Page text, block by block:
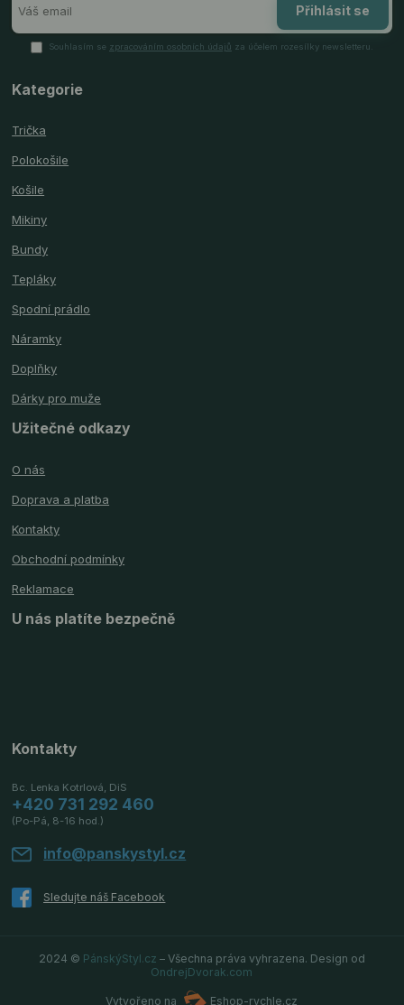
Přihlásit se
Souhlasím se zpracováním osobních údajů za účelem rozesílky newsletteru.
Kategorie
Trička
Polokošile
Košile
Mikiny
Bundy
Tepláky
Spodní prádlo
Náramky
Doplňky
Dárky pro muže
Užitečné odkazy
O nás
Doprava a platba
Kontakty
Obchodní podmínky
Reklamace
U nás platíte bezpečně
Kontakty
Bc. Lenka Kotrlová, DiS
+420 731 292 460
(Po-Pá, 8-16 hod.)
info@panskystyl.cz
2024 © PánskýStyl.cz – Všechna práva vyhrazena. Design od
OndrejDvorak.com
Vytvořeno na Eshop-rychle.cz